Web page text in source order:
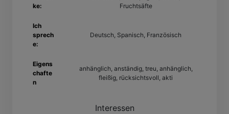
ke:
Fruchtsäfte
Ich
sprech
e:
Deutsch, Spanisch, Französisch
Eigens
chafte
n
anhänglich, anständig, treu, anhänglich,
fleißig, rücksichtsvoll, akti
Interessen